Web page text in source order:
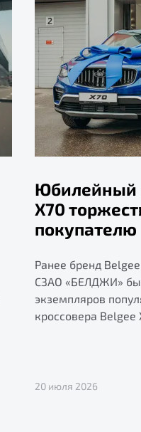
Юбилейный
X70
покупателю
Ранее бренд
СЗАО «БЕЛДЖИ»
экземпляров
кроссовера Belgee
20 июля 2026